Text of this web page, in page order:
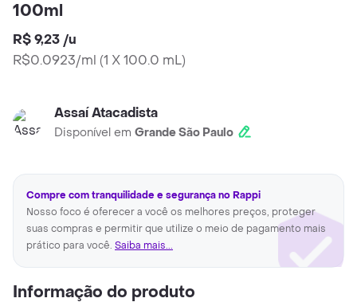
100ml
R$ 9,23 /u
R$0.0923/ml (1 X 100.0 mL)
Assaí Atacadista
Disponível em Grande São Paulo
Compre com tranquilidade e segurança no Rappi
Nosso foco é oferecer a você os melhores preços, proteger
suas compras e permitir que utilize o meio de pagamento mais
prático para você. Saiba mais...
Informação do produto